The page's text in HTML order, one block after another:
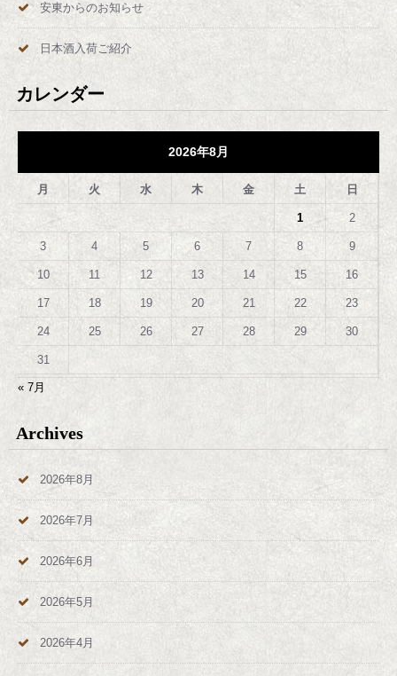
安東からのお知らせ
日本酒入荷ご紹介
カレンダー
2026年8月
月 火 水 木 金 土 日
1 2
3 4 5 6 7 8 9
10 11 12 13 14 15 16
17 18 19 20 21 22 23
24 25 26 27 28 29 30
31
« 7月
Archives
2026年8月
2026年7月
2026年6月
2026年5月
2026年4月